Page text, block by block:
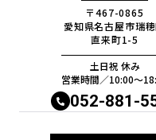
〒467-0865
愛知県名古屋市瑞
直来町1-5
土日祝 休み
営業時間／10:00〜
052-881-